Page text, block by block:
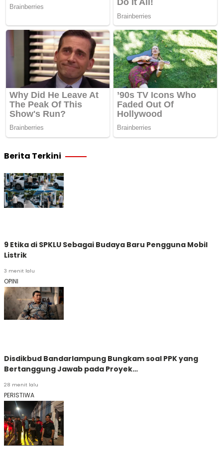
Berita Terkini
9 Etika di SPKLU Sebagai Budaya Baru Pengguna Mobil
Listrik
3 menit lalu
OPINI
Disdikbud Bandarlampung Bungkam soal PPK yang
Bertanggung Jawab pada Proyek…
28 menit lalu
PERISTIWA